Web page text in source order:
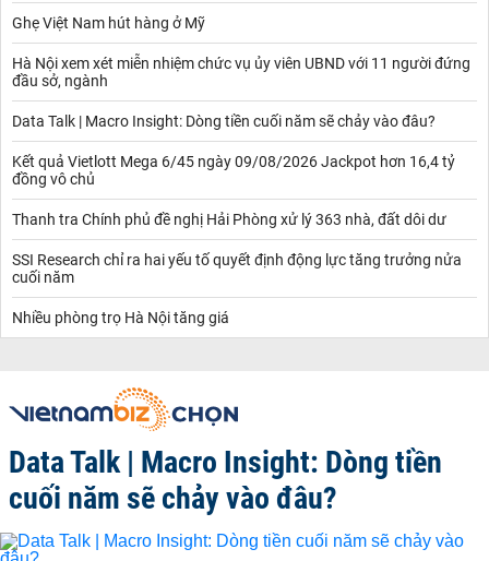
Ghẹ Việt Nam hút hàng ở Mỹ
Hà Nội xem xét miễn nhiệm chức vụ ủy viên UBND với 11 người đứng
đầu sở, ngành
Data Talk | Macro Insight: Dòng tiền cuối năm sẽ chảy vào đâu?
Kết quả Vietlott Mega 6/45 ngày 09/08/2026 Jackpot hơn 16,4 tỷ
đồng vô chủ
Thanh tra Chính phủ đề nghị Hải Phòng xử lý 363 nhà, đất dôi dư
SSI Research chỉ ra hai yếu tố quyết định động lực tăng trưởng nửa
cuối năm
Nhiều phòng trọ Hà Nội tăng giá
Data Talk | Macro Insight: Dòng tiền
cuối năm sẽ chảy vào đâu?